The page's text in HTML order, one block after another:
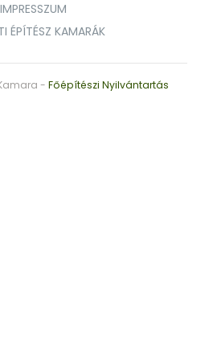
IMPRESSZUM
ÉPÍTÉSZ KAMARÁK
- Főépítészi Nyilvántartás